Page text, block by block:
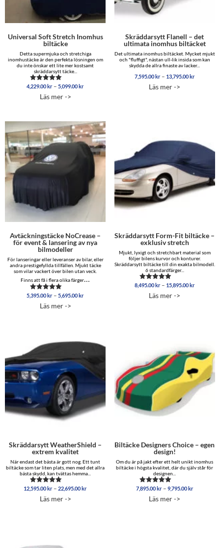
Universal Soft Stretch Inomhus
biltäcke
Detta supermjuka och stretchiga
inomhustäcke är den perfekta lösningen om
du inte önskar ett lite mer kostsamt
skräddarsytt täcke...
Betygsatt
av 5
4,229.00kr – 5,099.00krPrisintervall:
Läs mer ->
Skräddarsytt Flanell – det
ultimata inomhus biltäcket
Det ultimata inomhus biltäcket. Mycket mjukt
och "fluffigt", nästan ull-lik insida som kan
skydda de allra finaste av lacker...
7,595.00kr – 13,795.00kr
Läs mer ->
Avtäckningstäcke NoCrease –
för event & lansering av nya
bilmodeller
För lanseringar eller leveranser av bilar, eller
andra prestigefyllda tillfällen. Mjukt täcke
som vilar vackert över bilen utan veck.
Finns att få i flera olika färger…
Betygsatt
av 5
5,395.00kr – 5,695.00krPrisintervall:
Läs mer ->
Skräddarsytt Form-Fit biltäcke –
exklusiv stretch
Mjukt, lyxigt och stretchbart material som
följer bilens kurvor och konturer.
Skräddarsytt biltäcke till din exakta bilmodell.
6 standardfärger...
Betygsatt
av 5
8,495.00kr – 15,895.00kr
Läs mer ->
Skräddarsytt WeatherShield –
extrem kvalitet
När endast det bästa är gott nog. Ett tunt
biltäcke som tar liten plats, men med det allra
bästa skydd, kan tvättas hemma...
Betygsatt
av 5
12,595.00 kr – 22,695.00 krPrisintervall:
Läs mer ->
Biltäcke Designers Choice – egen
design!
Om du är på jakt efter ett helt unikt inomhus
biltäcke i högsta kvalitet, där du själv står för
designen...
Betygsatt
av 5
7,895.00 kr – 9,795.00 kr
Läs mer ->